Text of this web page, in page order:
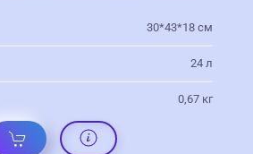
30*43*18 см
24 л
0,67 кг